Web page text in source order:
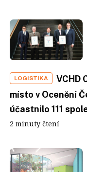
LOGISTIKA
VCHD
místo v Ocenění
účastnilo 111
2 minuty čtení